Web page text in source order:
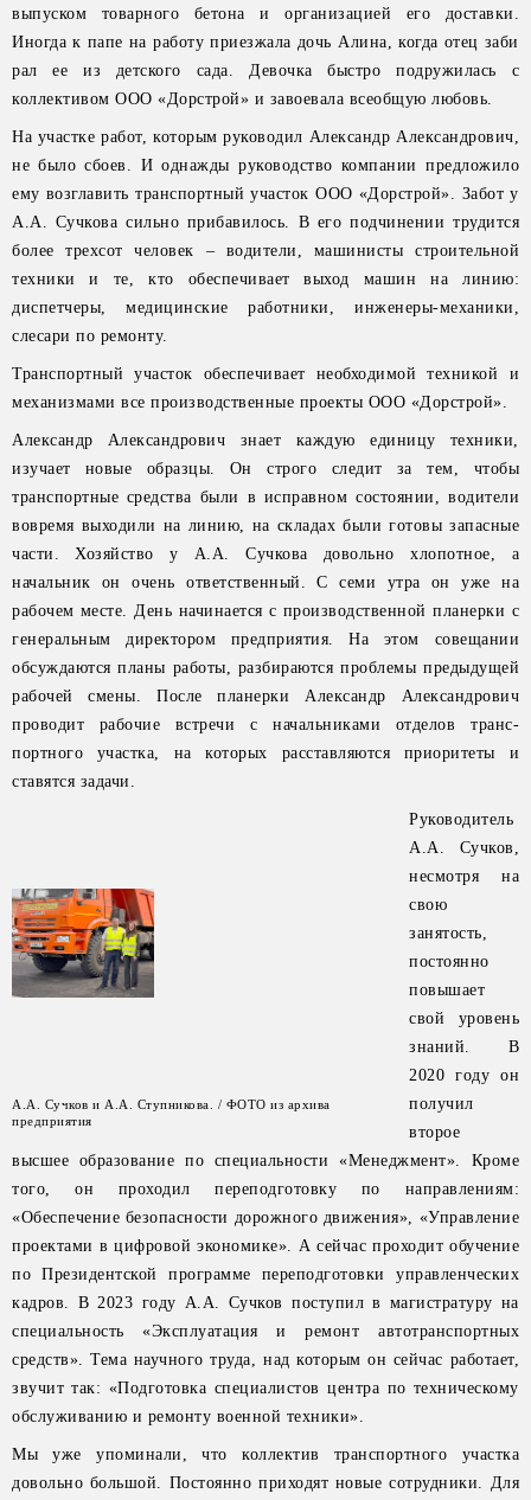
выпуском товарного бетона и организацией его доставки.
Иногда к папе на работу приезжала дочь Алина, когда отец заби
рал ее из детского сада. Девочка быстро подружилась с
коллективом ООО «Дорстрой» и завоевала всеобщую любовь.
На участке работ, которым руководил Александр Александрович,
не было сбоев. И однажды руководство компании предложило
ему возглавить транспортный участок ООО «Дорстрой». Забот у
А.А. Сучкова сильно прибавилось. В его подчинении трудится
более трехсот человек – водители, машинисты строительной
техники и те, кто обеспечивает выход машин на линию:
диспетчеры, медицинские работники, инженеры-механики,
слесари по ремонту.
Транспортный участок обеспечивает необходимой техникой и
механизмами все производственные проекты ООО «Дорстрой».
Александр Александрович знает каждую единицу техники,
изучает новые образцы. Он строго следит за тем, чтобы
транспортные средства были в исправном состоянии, водители
вовремя выходили на линию, на складах были готовы запасные
части. Хозяйство у А.А. Сучкова довольно хлопотное, а
начальник он очень ответственный. С семи утра он уже на
рабочем месте. День начинается с производственной планерки с
генеральным директором предприятия. На этом совещании
обсуждаются планы работы, разбираются проблемы предыдущей
рабочей смены. После планерки Александр Александрович
проводит рабочие встречи с начальниками отделов транс-
портного участка, на которых расставляются приоритеты и
ставятся задачи.
А.А. Сучков и А.А. Ступникова. / ФОТО из архива
предприятия
Руководитель
А.А. Сучков,
несмотря на
свою
занятость,
постоянно
повышает
свой уровень
знаний. В
2020 году он
получил
второе
высшее образование по специальности «Менеджмент». Кроме
того, он проходил переподготовку по направлениям:
«Обеспечение безопасности дорожного движения», «Управление
проектами в цифровой экономике». А сейчас проходит обучение
по Президентской программе переподготовки управленческих
кадров. В 2023 году А.А. Сучков поступил в магистратуру на
специальность «Эксплуатация и ремонт автотранспортных
средств». Тема научного труда, над которым он сейчас работает,
звучит так: «Подготовка специалистов центра по техническому
обслуживанию и ремонту военной техники».
Мы уже упоминали, что коллектив транспортного участка
довольно большой. Постоянно приходят новые сотрудники. Для